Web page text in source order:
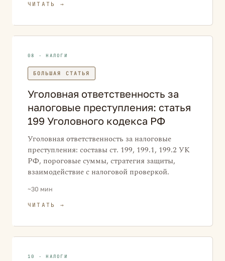
ЧИТАТЬ →
08 · НАЛОГИ
БОЛЬШАЯ СТАТЬЯ
Уголовная ответственность за
налоговые преступления: статья
199 Уголовного кодекса РФ
Уголовная ответственность за налоговые
преступления: составы ст. 199, 199.1, 199.2 УК
РФ, пороговые суммы, стратегия защиты,
взаимодействие с налоговой проверкой.
~30 мин
ЧИТАТЬ →
10 · НАЛОГИ